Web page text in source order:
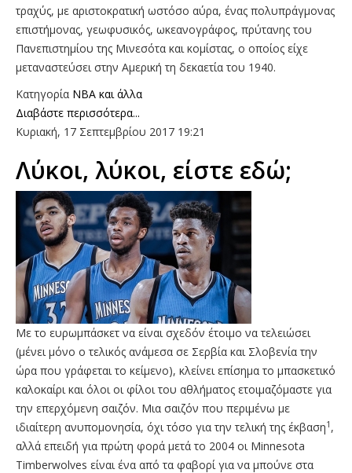
τραχύς, με αριστοκρατική ωστόσο αύρα, ένας πολυπράγμονας
επιστήμονας, γεωφυσικός, ωκεανογράφος, πρύτανης του
Πανεπιστημίου της Μινεσότα και κομίστας, ο οποίος είχε
μεταναστεύσει στην Αμερική τη δεκαετία του 1940.
Κατηγορία NBA και άλλα
Διαβάστε περισσότερα...
Κυριακή, 17 Σεπτεμβρίου 2017 19:21
Λύκοι, λύκοι, είστε εδώ;
Με το ευρωμπάσκετ να είναι σχεδόν έτοιμο να τελειώσει
(μένει μόνο ο τελικός ανάμεσα σε Σερβία και Σλοβενία την
ώρα που γράφεται το κείμενο), κλείνει επίσημα το μπασκετικό
καλοκαίρι και όλοι οι φίλοι του αθλήματος ετοιμαζόμαστε για
την επερχόμενη σαιζόν. Μια σαιζόν που περιμένω με
ιδιαίτερη ανυπομονησία, όχι τόσο για την τελική της έκβαση1 ,
αλλά επειδή για πρώτη φορά μετά το 2004 οι Minnesota
Timberwolves είναι ένα από τα φαβορί για να μπούνε στα